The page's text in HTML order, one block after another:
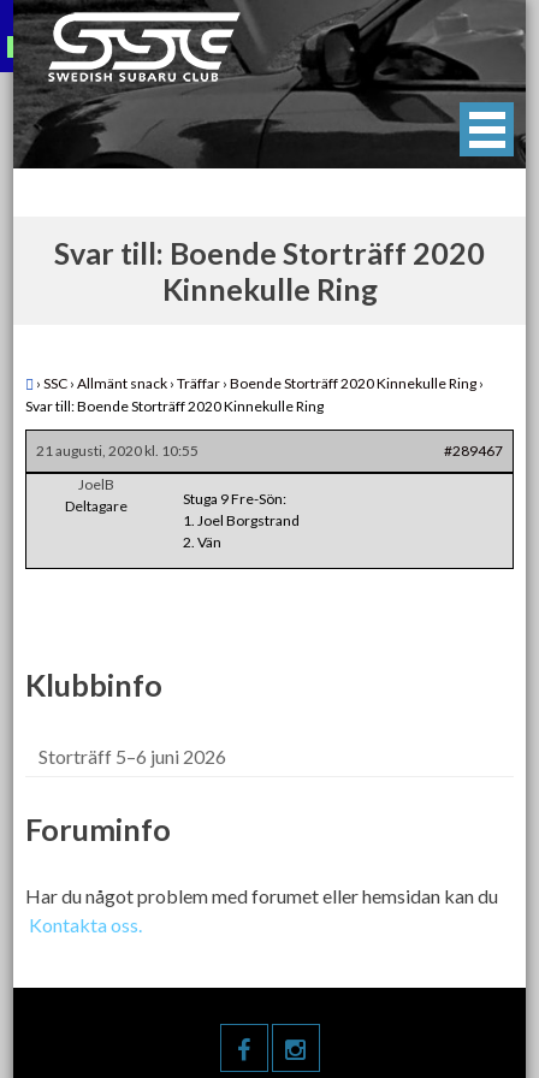
Skip
to
content
Swedish Subaru Club
För oss som älskar Subaru!
Svar till: Boende Storträff 2020
Kinnekulle Ring
› SSC › Allmänt snack › Träffar › Boende Storträff 2020 Kinnekulle Ring ›
Svar till: Boende Storträff 2020 Kinnekulle Ring
21 augusti, 2020 kl. 10:55
#289467
JoelB
Deltagare
Stuga 9 Fre-Sön:
1. Joel Borgstrand
2. Vän
Klubbinfo
Storträff 5–6 juni 2026
Foruminfo
Har du något problem med forumet eller hemsidan kan du
Kontakta oss.